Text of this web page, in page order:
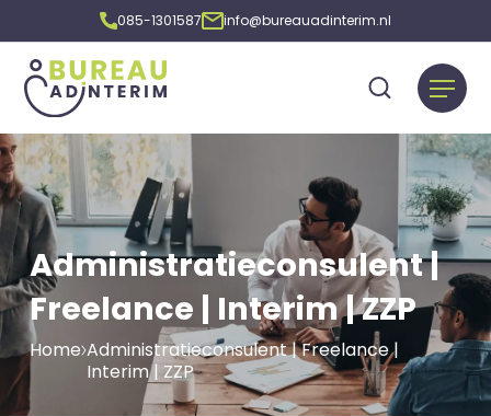
085-1301587 info@bureauadinterim.nl
Administratieconsulent |
Freelance | Interim | ZZP
Home Administratieconsulent | Freelance |
Interim | ZZP